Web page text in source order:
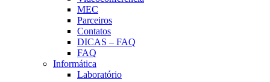
MEC
Parceiros
Contatos
DICAS – FAQ
FAQ
Informática
Laboratório